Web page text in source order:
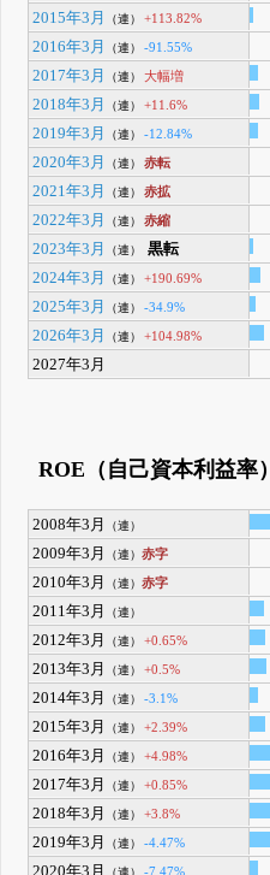
2015年3月
（連） +113.82%
2016年3月
（連） -91.55%
2017年3月
（連） 大幅増
2018年3月
（連） +11.6%
2019年3月
（連） -12.84%
2020年3月
（連） 赤転
2021年3月
（連） 赤拡
2022年3月
（連） 赤縮
2023年3月
（連） 黒転
2024年3月
（連） +190.69%
2025年3月
（連） -34.9%
2026年3月
（連） +104.98%
2027年3月
ROE（自己資本利益率）
2008年3月 （連）
2009年3月
（連）赤字
2010年3月
（連）赤字
2011年3月
（連）
2012年3月
（連） +0.65%
2013年3月
（連） +0.5%
2014年3月
（連） -3.1%
2015年3月
（連） +2.39%
2016年3月
（連） +4.98%
2017年3月
（連） +0.85%
2018年3月
（連） +3.8%
2019年3月
（連） -4.47%
2020年3月
（連） -7.47%